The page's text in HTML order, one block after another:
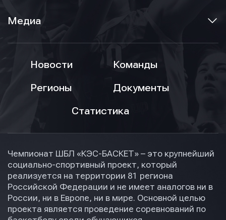
Медиа
Новости
Команды
Регионы
Документы
Статистика
Чемпионат ШБЛ «КЭС-БАСКЕТ» – это крупнейший
социально-спортивный проект, который
реализуется на территории 81 региона
Российской Федерации и не имеет аналогов ни в
России, ни в Европе, ни в мире. Основной целью
проекта является проведение соревнований по